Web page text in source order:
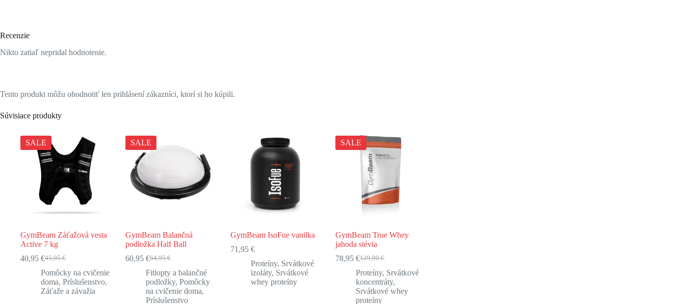
Recenzie
Nikto zatiaľ nepridal hodnotenie.
Tento produkt môžu ohodnotiť len prihlásení zákazníci, ktorí si ho kúpili.
Súvisiace produkty
SALE
GymBeam Záťažová vesta
Active 7 kg
45,95€
Pôvodná
cena
bola:
45,95 €.
40,95 €Aktuálna
cena
je:
40,95 €.
Pomôcky na cvičenie
doma, Príslušenstvo,
Záťaže a závažia
SALE
GymBeam Balančná
podložka Half Ball
64,95€
Pôvodná
cena
bola:
64,95 €.
60,95€Aktuálna
cena
je:
60,95 €.
Fitlopty a balančné
podložky,Pomôcky
na cvičenie doma,
Príslušenstvo
GymBeam IsoFue vanilka
71,95€
Proteíny, Srvátkové
izoláty, Srvátkové
whey proteíny
SALE
GymBeam True Whey
jahoda stévia
129,90€
Pôvodná
cena
bola:
129,90 €.
78,95€Aktuálna
cena
je:
78,95 €.
Proteíny, Srvátkové
koncentráty,
Srvátkové whey
proteíny